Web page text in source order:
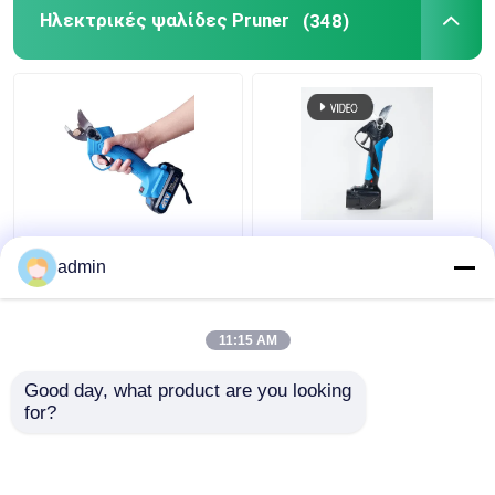
Ανεμιστήρας φύλλων και χιονιού
Ηλεκτρικές ψαλίδες Pruner (348)
Ασύρματο ηλεκτρικό
Secateurs μπαταριών
ψαλίδων περικοπής
Επανακαταλογηστέος
περικοπής CE 21V
admin
11:15 AM
Good day, what product are you looking
for?